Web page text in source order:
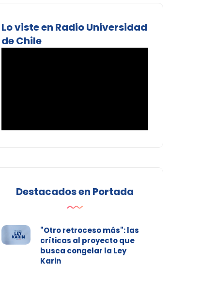
Lo viste en Radio Universidad
de Chile
Destacados en Portada
"Otro retroceso más": las
críticas al proyecto que
busca congelar la Ley
Karin